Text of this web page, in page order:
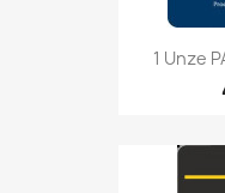
1 Unze